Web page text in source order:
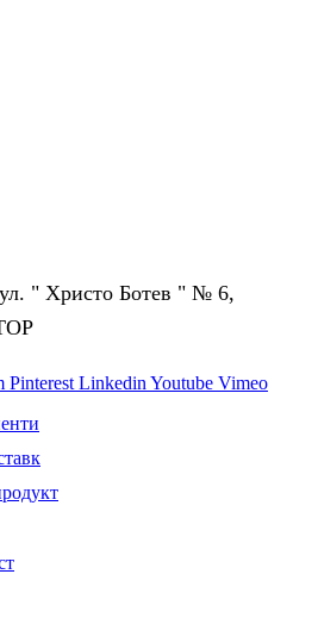
" Христо Ботев " № 6,
Pinterest Linkedin Youtube Vimeo